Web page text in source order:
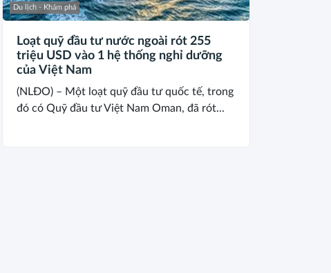
Du lịch - Khám phá
Loạt quỹ đầu tư nước ngoài rót 255
triệu USD vào 1 hệ thống nghỉ dưỡng
của Việt Nam
(NLĐO) – Một loạt quỹ đầu tư quốc tế, trong
đó có Quỹ đầu tư Việt Nam Oman, đã rót...